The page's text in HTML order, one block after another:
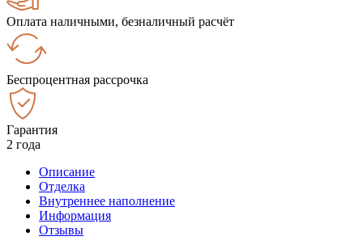
Оплата наличными, безналичный расчёт
Беспроцентная рассрочка
Гарантия
2 года
Описание
Отделка
Внутреннее наполнение
Информация
Отзывы